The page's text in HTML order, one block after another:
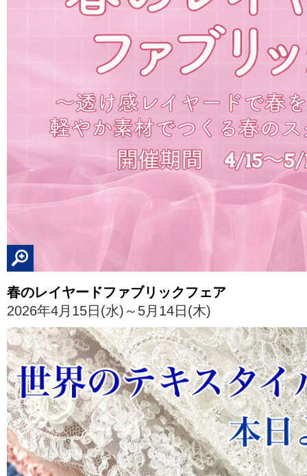
春のレイヤードファブリックフェア
2026年4月15日(水)～5月14日(木)